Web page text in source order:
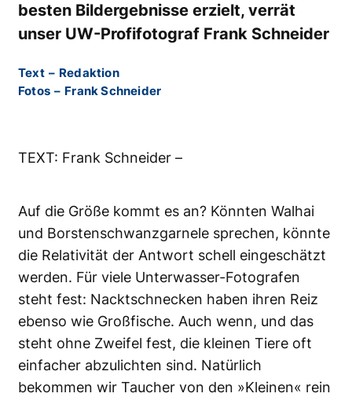
besten Bildergebnisse erzielt, verrät
unser UW-Profifotograf Frank Schneider
Text – Redaktion
Fotos – Frank Schneider
TEXT: Frank Schneider –
Auf die Größe kommt es an? Könnten Walhai
und Borstenschwanzgarnele sprechen, könnte
die Relativität der Antwort schell eingeschätzt
werden. Für viele Unterwasser-Fotografen
steht fest: Nacktschnecken haben ihren Reiz
ebenso wie Großfische. Auch wenn, und das
steht ohne Zweifel fest, die kleinen Tiere oft
einfacher abzulichten sind. Natürlich
bekommen wir Taucher von den »Kleinen« rein